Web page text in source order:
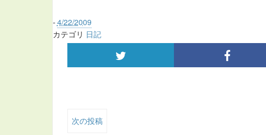
-4/22/2009
カテゴリ 日記
次の投稿